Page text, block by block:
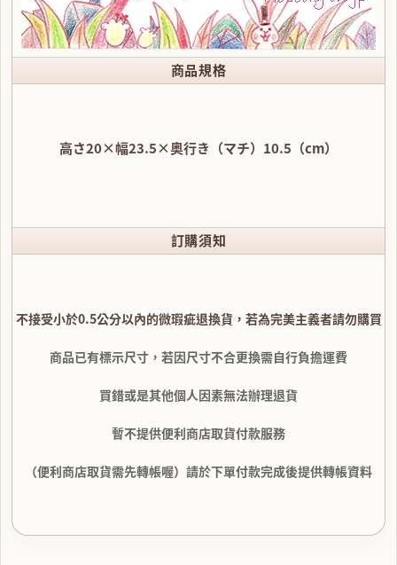
商品規格
高さ20×幅23.5×奥行き（マチ）10.5（cm）
訂購須知
不接受小於0.5公分以內的微瑕疵退換貨，若為完美主義者請勿購買
商品已有標示尺寸，若因尺寸不合更換需自行負擔運費
買錯或是其他個人因素無法辦理退貨
暫不提供便利商店取貨付款服務
（便利商店取貨需先轉帳喔）請於下單付款完成後提供轉帳資料